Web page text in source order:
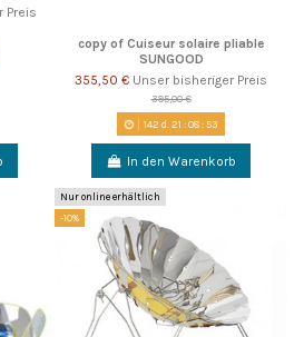
Preis
copy of Cuiseur solaire pliable
SUNGOOD
355,50 € Unser bisheriger Preis
395,00 €
142 d. 21 :08:52
In den Warenkorb
Nur online erhältlich
-10%